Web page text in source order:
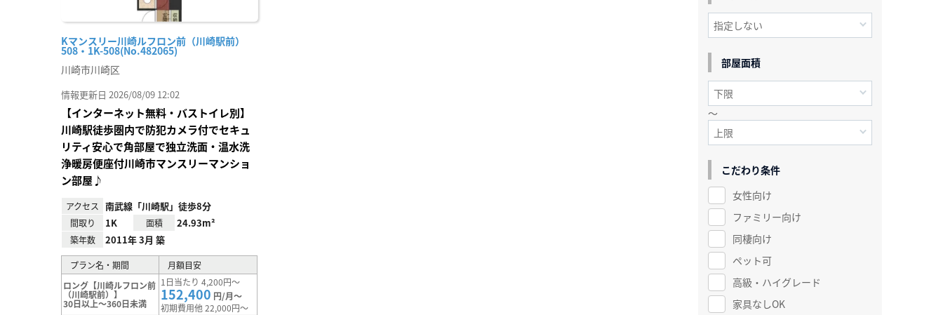
Kマンスリー川崎ルフロン前（川崎駅前）
508・1K-508(No.482065)
川崎市川崎区
情報更新日 2026/08/09 12:02
【インターネット無料・バストイレ別】
川崎駅徒歩圏内で防犯カメラ付でセキュ
リティ安心で角部屋で独立洗面・温水洗
浄暖房便座付川崎市マンスリーマンショ
ン部屋♪
アクセス 南武線「川崎駅」徒歩8分
間取り 1K 面積 24.93m²
築年数 2011年 3月 築
プラン名・期間
月額目安
ロング【川崎ルフロン前
（川崎駅前）】
30日以上～360日未満
1日当たり 4,200円～
152,400 円/月～
初期費用他 22,000円～
部屋面積
～
こだわり条件
女性向け
ファミリー向け
同棲向け
ペット可
高級・ハイグレード
家具なしOK